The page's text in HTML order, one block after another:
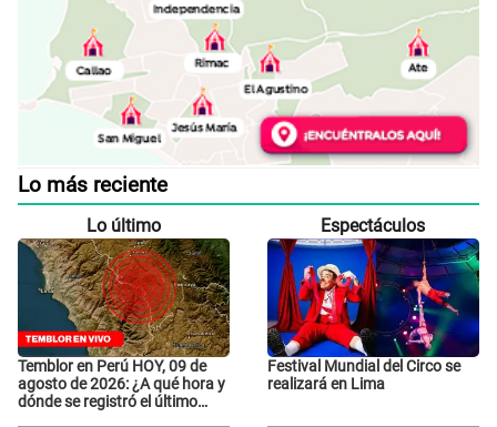
Lo más reciente
Lo último
Temblor en Perú HOY, 09 de
agosto de 2026: ¿A qué hora y
dónde se registró el último
Espectáculos
Festival Mundial del Circo se
realizará en Lima